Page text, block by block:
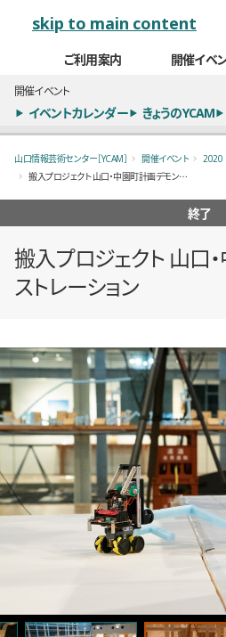
skip to main content
ご利用案内 開催イベ
開催イベント
イベントカレンダー きょうのYCAM
山口情報芸術センター［YCAM］ 開催イベント
2020
搬入プロジェクト 山口・中園町計画デモンストレーション
終了
搬入プロジェクト 山口
ストレーション
概要
全8枚のうち、1枚目のスライド